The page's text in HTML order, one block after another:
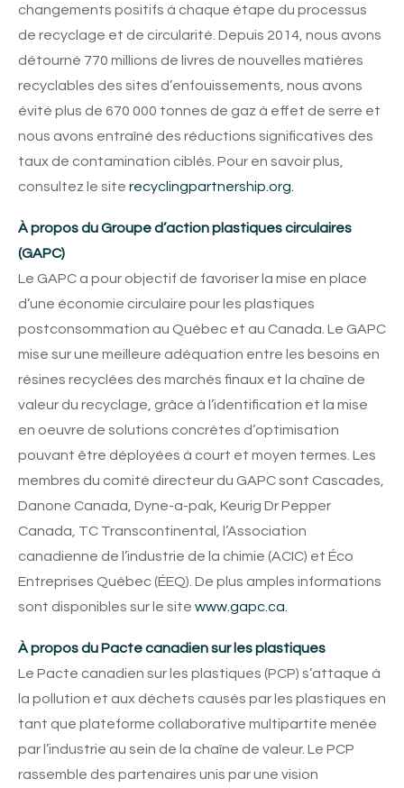
changements positifs à chaque étape du processus
de recyclage et de circularité. Depuis 2014, nous avons
détourné 770 millions de livres de nouvelles matières
recyclables des sites d’enfouissements, nous avons
évité plus de 670 000 tonnes de gaz à effet de serre et
nous avons entraîné des réductions significatives des
taux de contamination ciblés. Pour en savoir plus,
consultez le site recyclingpartnership.org.
À propos du Groupe d’action plastiques circulaires
(GAPC)
Le GAPC a pour objectif de favoriser la mise en place
d’une économie circulaire pour les plastiques
postconsommation au Québec et au Canada. Le GAPC
mise sur une meilleure adéquation entre les besoins en
résines recyclées des marchés finaux et la chaîne de
valeur du recyclage, grâce à l’identification et la mise
en oeuvre de solutions concrètes d’optimisation
pouvant être déployées à court et moyen termes. Les
membres du comité directeur du GAPC sont Cascades,
Danone Canada, Dyne-a-pak, Keurig Dr Pepper
Canada, TC Transcontinental, l’Association
canadienne de l’industrie de la chimie (ACIC) et Éco
Entreprises Québec (ÉEQ). De plus amples informations
sont disponibles sur le site www.gapc.ca.
À propos du Pacte canadien sur les plastiques
Le Pacte canadien sur les plastiques (PCP) s’attaque à
la pollution et aux déchets causés par les plastiques en
tant que plateforme collaborative multipartite menée
par l’industrie au sein de la chaîne de valeur. Le PCP
rassemble des partenaires unis par une vision